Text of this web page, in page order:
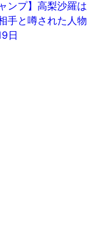
ンプ】高梨沙羅
手と噂された人
日